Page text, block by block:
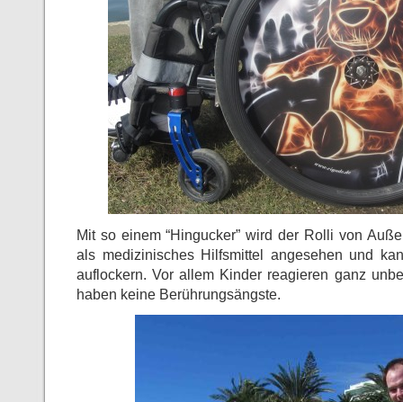
Mit so einem “Hingucker” wird der Rolli von
als medizinisches Hilfsmittel angesehen und
auflockern. Vor allem Kinder reagieren ganz
haben keine Berührungsängste.